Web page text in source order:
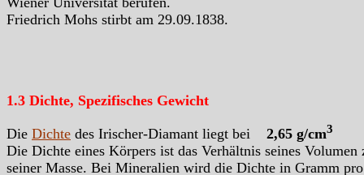
Friedrich Mohs stirbt am 29.09.1838.
1.3 Dichte, Spezifisches Gewicht
Die Dichte des Irischer-Diamant liegt bei 2,65 g/cm3
Die Dichte eines Körpers ist das Verhältnis seines Volumen
seiner Masse. Bei Mineralien wird die Dichte in Gramm pro